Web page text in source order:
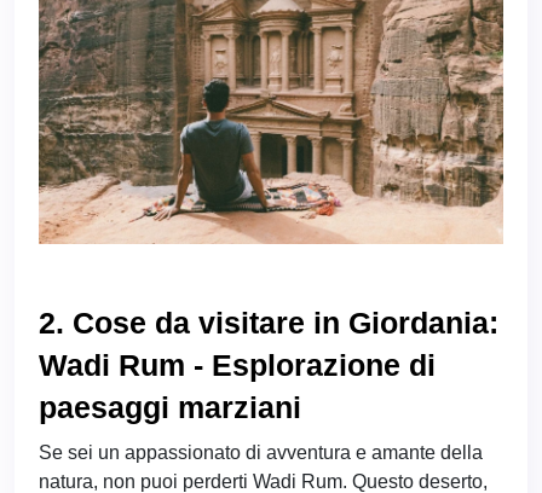
2. Cose da visitare in Giordania:
Wadi Rum - Esplorazione di
paesaggi marziani
Se sei un appassionato di avventura e amante della
natura, non puoi perderti Wadi Rum. Questo deserto,